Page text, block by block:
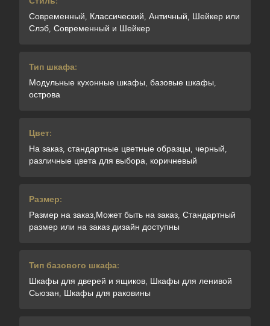
Современный, Классический, Античный, Шейкер или
Слэб, Современный и Шейкер
Тип шкафа:
Модульные кухонные шкафы, базовые шкафы,
острова
Цвет:
На заказ, стандартные цветные образцы, черный,
различные цвета для выбора, коричневый
Размер:
Размер на заказ,Может быть на заказ, Стандартный
размер или на заказ дизайн доступны
Тип базового шкафа:
Шкафы для дверей и ящиков, Шкафы для ленивой
Сьюзан, Шкафы для раковины